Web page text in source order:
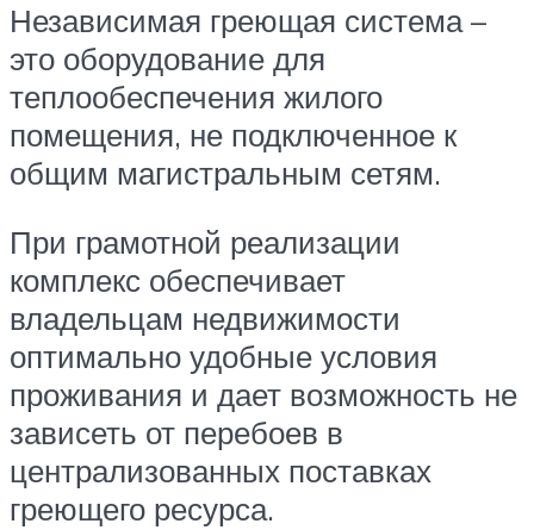
Независимая греющая система –
это оборудование для
теплообеспечения жилого
помещения, не подключенное к
общим магистральным сетям.
При грамотной реализации
комплекс обеспечивает
владельцам недвижимости
оптимально удобные условия
проживания и дает возможность не
зависеть от перебоев в
централизованных поставках
греющего ресурса.